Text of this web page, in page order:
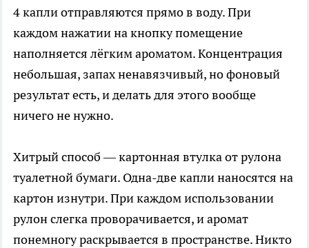
4 капли отправляются прямо в воду. При
каждом нажатии на кнопку помещение
наполняется лёгким ароматом. Концентрация
небольшая, запах ненавязчивый, но фоновый
результат есть, и делать для этого вообще
ничего не нужно.
Хитрый способ — картонная втулка от рулона
туалетной бумаги. Одна-две капли наносятся на
картон изнутри. При каждом использовании
рулон слегка проворачивается, и аромат
понемногу раскрывается в пространстве. Никто